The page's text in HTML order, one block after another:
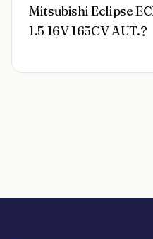
Mitsubishi Eclipse
1.5 16V 165CV AUT.?